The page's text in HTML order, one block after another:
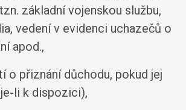
základní vojenskou službu,
vedení v evidenci uchazečů o
apod.,
o přiznání důchodu, pokud jej
li k dispozici),